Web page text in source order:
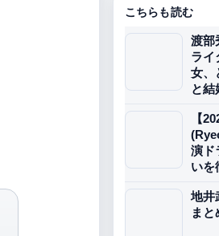
こちらも読む
渡部
ライ
女、
と結
【
演ド
いを
地井
まと